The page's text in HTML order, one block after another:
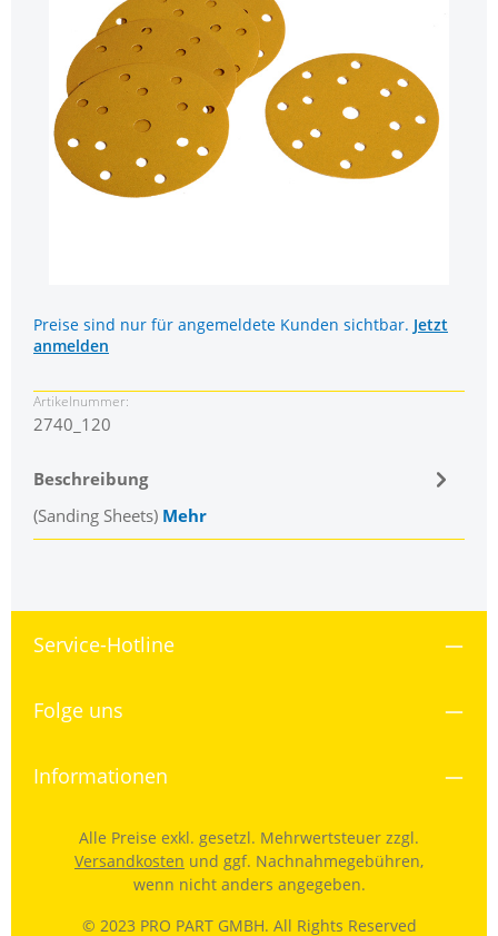
Preise sind nur für angemeldete Kunden sichtbar. Jetzt
anmelden
Artikelnummer:
2740_120
Beschreibung
(Sanding Sheets) Mehr
Service-Hotline
Folge uns
Informationen
© 2023 PRO PART GMBH. All Rights Reserved
Alle Preise exkl. gesetzl. Mehrwertsteuer zzgl.
Versandkosten und ggf. Nachnahmegebühren,
wenn nicht anders angegeben.